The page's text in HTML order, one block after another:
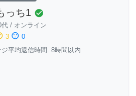
っち1 check_circle
代 / オンライン
3 sentiment_dissatisfied 0
ジ平均返信時間: 8時間以内